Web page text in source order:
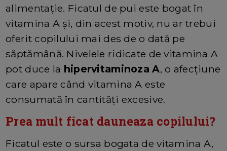
alimentație. Ficatul de pui este bogat în
vitamina A și, din acest motiv, nu ar trebui
oferit copilului mai des de o dată pe
săptămână. Nivelele ridicate de vitamina A
pot duce la hipervitaminoza A, o afecțiune
care apare când vitamina A este
consumată în cantități excesive.
Prea mult ficat dauneaza copilului?
Ficatul este o sursa bogata de vitamina A,